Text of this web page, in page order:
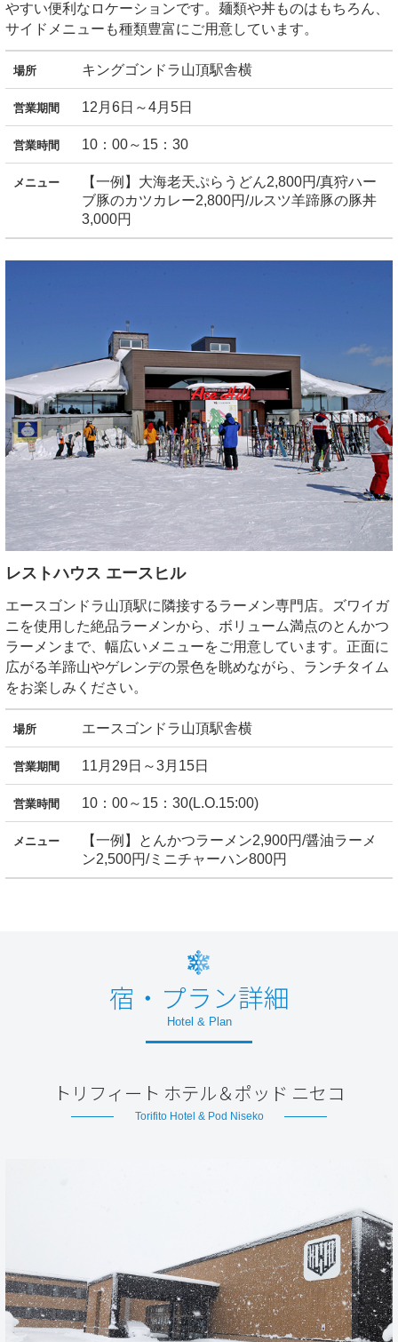
やすい便利なロケーションです。麺類や丼ものはもちろん、
サイドメニューも種類豊富にご用意しています。
場所 キングゴンドラ山頂駅舎横
営業期間 12月6日～4月5日
営業時間 10：00～15：30
メニュー
【一例】大海老天ぷらうどん2,800円/真狩ハー
ブ豚のカツカレー2,800円/ルスツ羊蹄豚の豚丼
3,000円
レストハウス エースヒル
エースゴンドラ山頂駅に隣接するラーメン専門店。ズワイガ
ニを使用した絶品ラーメンから、ボリューム満点のとんかつ
ラーメンまで、幅広いメニューをご用意しています。正面に
広がる羊蹄山やゲレンデの景色を眺めながら、ランチタイム
をお楽しみください。
場所 エースゴンドラ山頂駅舎横
営業期間 11月29日～3月15日
営業時間 10：00～15：30(L.O.15:00)
メニュー
【一例】とんかつラーメン2,900円/醤油ラーメ
ン2,500円/ミニチャーハン800円
宿・プラン詳細
Hotel & Plan
トリフィート ホテル＆ポッド ニセコ
Torifito Hotel & Pod Niseko